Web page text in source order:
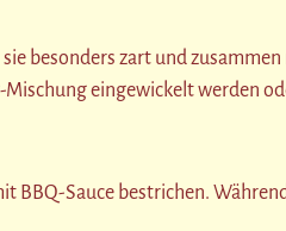
besonders zart und
eingewickelt werden
BBQ-Sauce bestrichen.